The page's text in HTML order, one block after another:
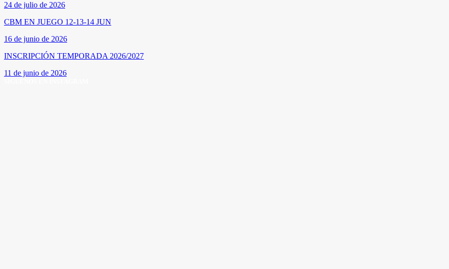
24 de julio de 2026
CBM EN JUEGO 12-13-14 JUN
16 de junio de 2026
INSCRIPCIÓN TEMPORADA 2026/2027
11 de junio de 2026